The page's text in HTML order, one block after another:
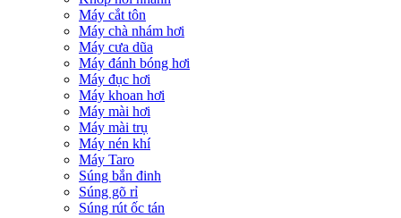
Máy cắt tôn
Máy chà nhám hơi
Máy cưa dũa
Máy đánh bóng hơi
Máy đục hơi
Máy khoan hơi
Máy mài hơi
Máy mài trụ
Máy nén khí
Máy Taro
Súng bắn đinh
Súng gõ rỉ
Súng rút ốc tán